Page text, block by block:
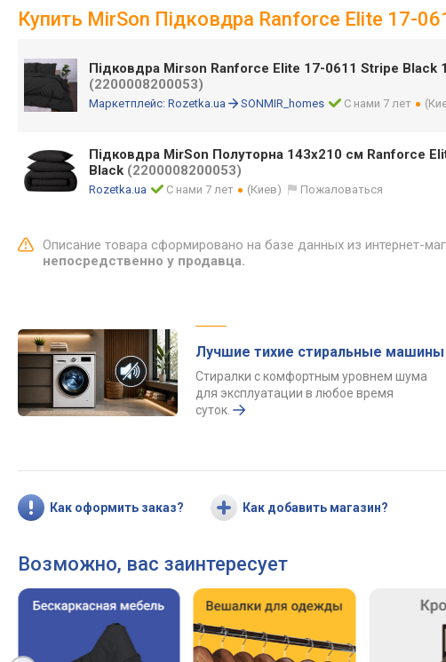
Купить MirSon Підковдра Ranforce Elite 17-
Підковдра Mirson Ranforce Elite 17-0611 Stripe Black
(2200008200053)
Маркетплейс: Rozetka.ua SONMIR_homes С нами 7 лет
Підковдра MirSon Полуторна 143х210 см Ranforce
Black (2200008200053)
Rozetka.ua С нами 7 лет (Киев) Пожаловаться
Описание товара сформировано на базе данных из интернет-
непосредственно у продавца.
Лучшие тихие стиральные машины
Стиралки с комфортным уровнем шума
для эксплуатации в любое время
суток.
Как оформить заказ? Как добавить магазин?
Возможно, вас заинтересует